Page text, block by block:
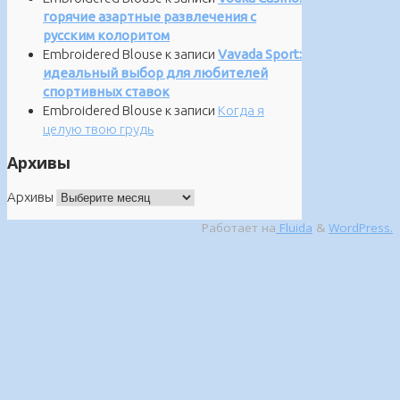
горячие азартные развлечения с
русским колоритом
Embroidered Blouse к записи Vavada Sport:
идеальный выбор для любителей
спортивных ставок
Embroidered Blouse к записи Когда я
целую твою грудь
Архивы
Архивы
Работает на Fluida & WordPress.